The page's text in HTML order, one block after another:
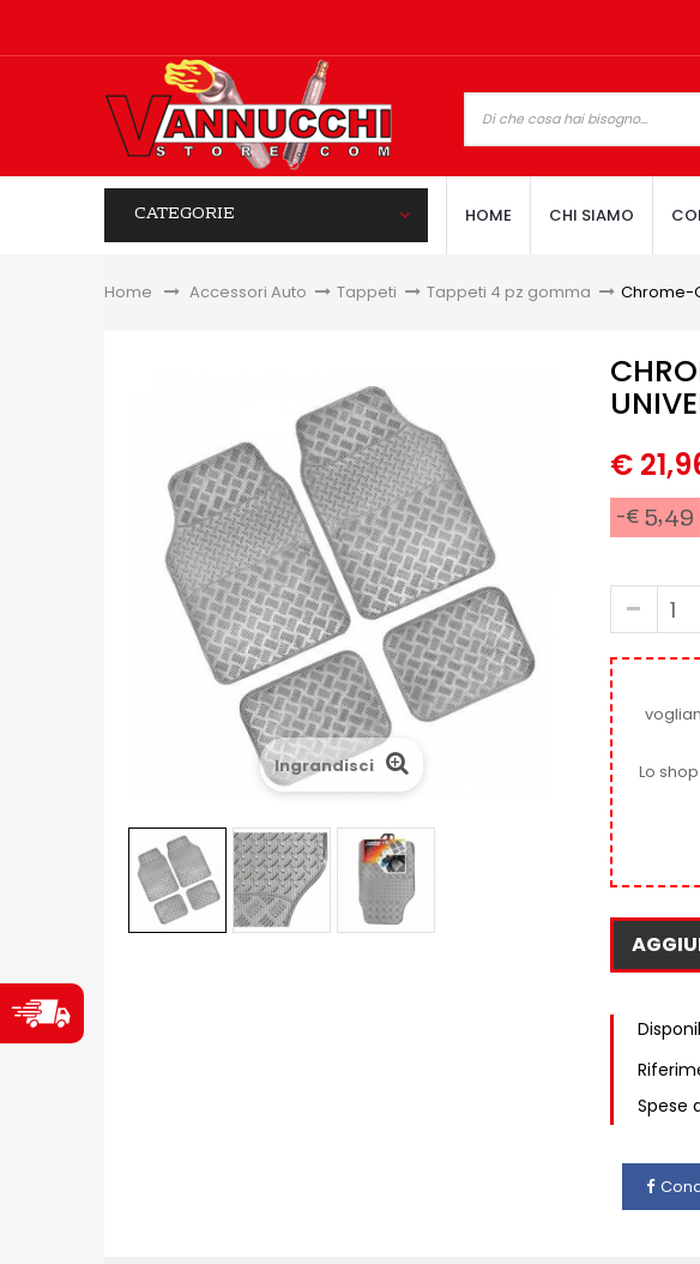
CATEGORIE HOME CHI SIAMO
Home &gt;Accessori Auto > Tappeti > Tappeti 4 pz gomma > Chrome-
Ingrandisci
€
-€ 5,49
Lo
Spese